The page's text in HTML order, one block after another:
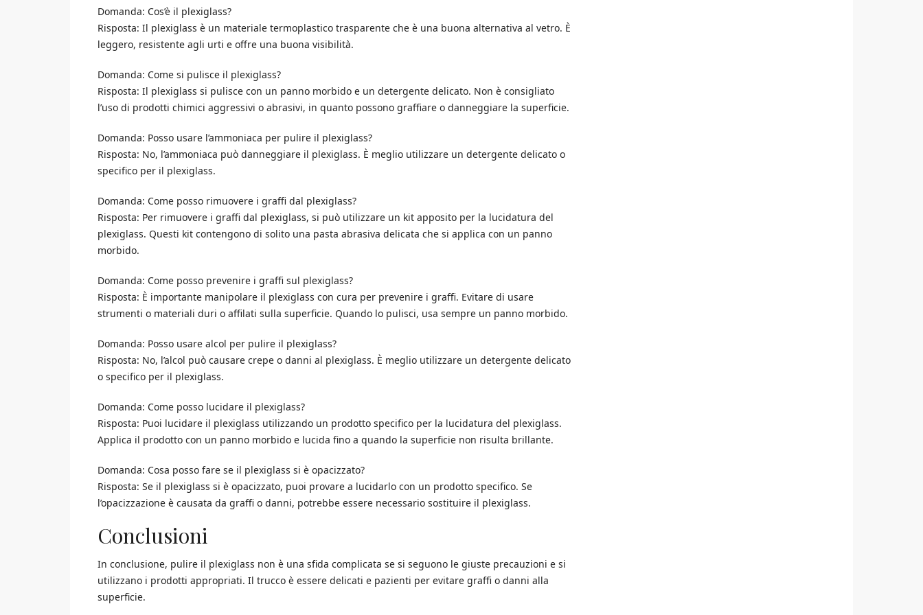
Domanda: Cos’è il plexiglass?
Risposta: Il plexiglass è un materiale termoplastico trasparente che è una buona alternativa al vetro. È
leggero, resistente agli urti e offre una buona visibilità.
Domanda: Come si pulisce il plexiglass?
Risposta: Il plexiglass si pulisce con un panno morbido e un detergente delicato. Non è consigliato
l’uso di prodotti chimici aggressivi o abrasivi, in quanto possono graffiare o danneggiare la superficie.
Domanda: Posso usare l’ammoniaca per pulire il plexiglass?
Risposta: No, l’ammoniaca può danneggiare il plexiglass. È meglio utilizzare un detergente delicato o
specifico per il plexiglass.
Domanda: Come posso rimuovere i graffi dal plexiglass?
Risposta: Per rimuovere i graffi dal plexiglass, si può utilizzare un kit apposito per la lucidatura del
plexiglass. Questi kit contengono di solito una pasta abrasiva delicata che si applica con un panno
morbido.
Domanda: Come posso prevenire i graffi sul plexiglass?
Risposta: È importante manipolare il plexiglass con cura per prevenire i graffi. Evitare di usare
strumenti o materiali duri o affilati sulla superficie. Quando lo pulisci, usa sempre un panno morbido.
Domanda: Posso usare alcol per pulire il plexiglass?
Risposta: No, l’alcol può causare crepe o danni al plexiglass. È meglio utilizzare un detergente delicato
o specifico per il plexiglass.
Domanda: Come posso lucidare il plexiglass?
Risposta: Puoi lucidare il plexiglass utilizzando un prodotto specifico per la lucidatura del plexiglass.
Applica il prodotto con un panno morbido e lucida fino a quando la superficie non risulta brillante.
Domanda: Cosa posso fare se il plexiglass si è opacizzato?
Risposta: Se il plexiglass si è opacizzato, puoi provare a lucidarlo con un prodotto specifico. Se
l’opacizzazione è causata da graffi o danni, potrebbe essere necessario sostituire il plexiglass.
Conclusioni
In conclusione, pulire il plexiglass non è una sfida complicata se si seguono le giuste precauzioni e si
utilizzano i prodotti appropriati. Il trucco è essere delicati e pazienti per evitare graffi o danni alla
superficie.